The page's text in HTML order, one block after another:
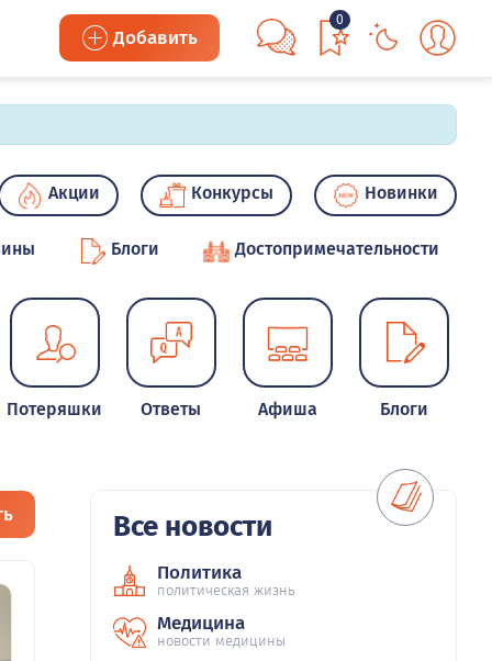
Добавить
0
Акции Конкурсы Новинки
Блоги Достопримечательности
Потеряшки Ответы Афиша Блоги
Все новости
Политика
политическая жизнь
Медицина
новости медицины